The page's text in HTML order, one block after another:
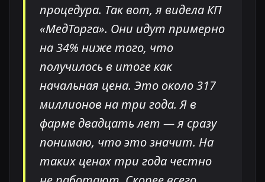
процедура. Так вот, я видела КП
«МедТорга». Они идут примерно
на 34% ниже того, что
получилось в итоге как
начальная цена. Это около 317
миллионов на три года. Я в
фарме двадцать лет — я сразу
понимаю, что это значит. На
таких ценах три года честно